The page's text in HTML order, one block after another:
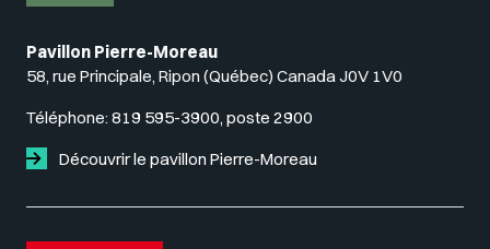
Pavillon Pierre-Moreau
58, rue Principale, Ripon (Québec) Canada J0V 1V0
Téléphone: 819 595-3900, poste 2900
Découvrir le pavillon Pierre-Moreau